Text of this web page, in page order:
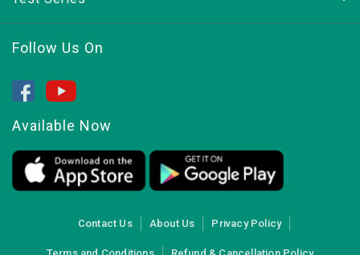
Follow Us On
Available Now
Contact Us About Us Privacy Policy